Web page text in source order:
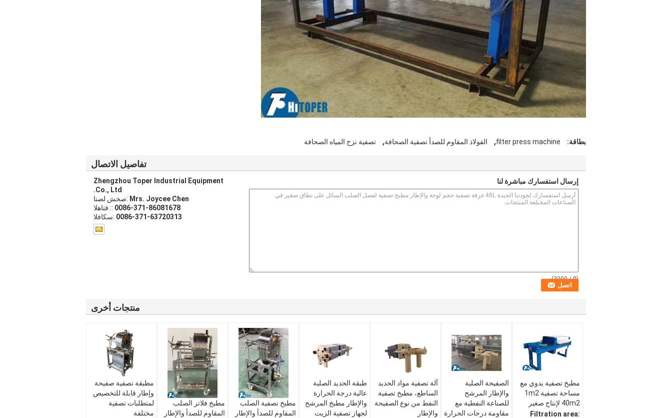
بطاقة: filter press machine
, الفولاذ المقاوم للصدأ تصفية الصحافة, تصفية نزح المياه الصحافة
تفاصيل الاتصال
Zhengzhou Toper Industrial Equipment
Co., Ltd.
اتصل شخص: Mrs. Joycee Chen
الهاتف :: 0086-371-86081678
الفاكس: 0086-371-63720313
إرسال استفسارك مباشرة لنا
(
0
/ 3000)
منتجات أخرى
مطبقة تصفية صفيحة
وإطار قابلة للتخصيص
لمتطلبات تصفية
مختلفة
مطبخ فلاتر الصلب
المقاوم للصدأ والإطار
مطبخ تصفية الصلب
المقاوم للصدأ والإطار
طبقة الحديد الصلبة
عالية درجة الحرارة
والإطار مطبخ المرشح
لجهاز تصفية الزيت
آلة تصفية مواد الحديد
الساطع، مطبخ تصفية
النفط من نوع الصفيحة
والإطار
الصفيحة الصلبة
والإطار المرشح
للصناعة النفطية مع
مقاومة درجات الحرارة
مطبخ تصفية يدوي مع
مساحة تصفية 1m2
40m2 لإنتاج صغير
Filtration area: